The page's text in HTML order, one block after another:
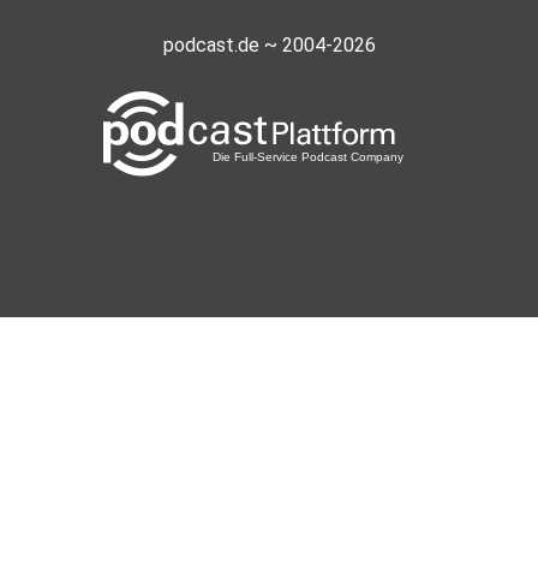
podcast.de ~ 2004-2026